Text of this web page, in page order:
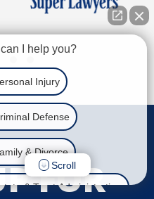
FOR
I help you?
Injury
Defense
& Divorce
& Trust Administration
Scroll